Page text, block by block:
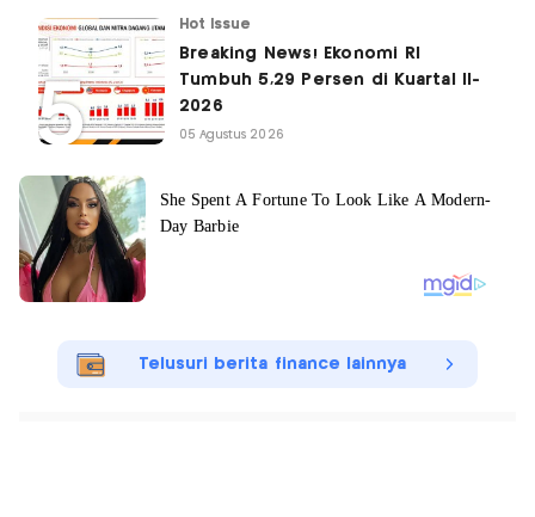
Hot Issue
Breaking News! Ekonomi RI
Tumbuh 5,29 Persen di Kuartal II-
2026
05 Agustus 2026
Telusuri berita finance lainnya